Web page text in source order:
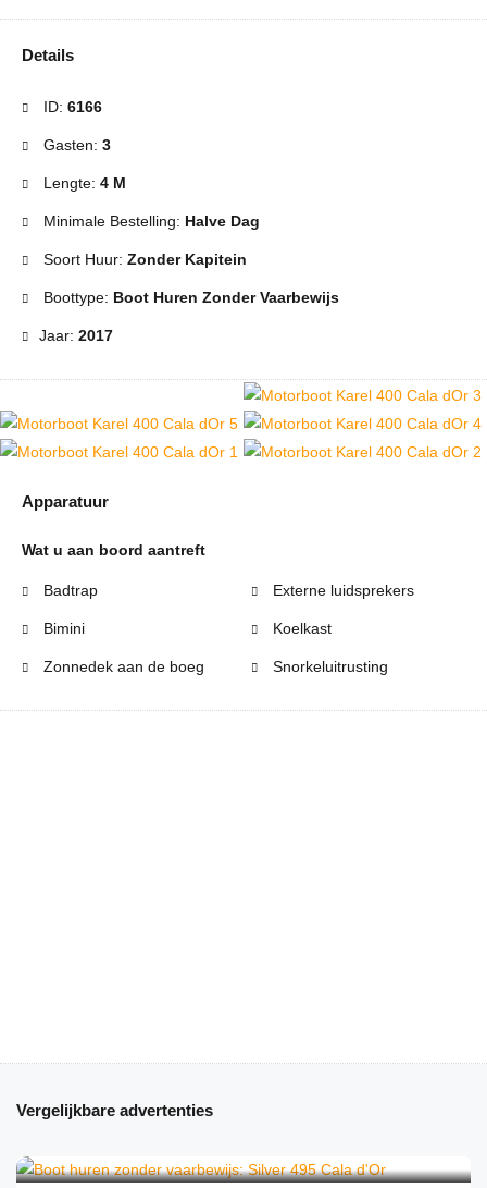
Details
ID: 6166
Gasten: 3
Lengte: 4 M
Minimale Bestelling: Halve Dag
Soort Huur: Zonder Kapitein
Boottype: Boot Huren Zonder Vaarbewijs
Jaar: 2017
Apparatuur
Wat u aan boord aantreft
Badtrap
Bimini
Zonnedek aan de boeg
Externe luidsprekers
Koelkast
Snorkeluitrusting
Vergelijkbare advertenties